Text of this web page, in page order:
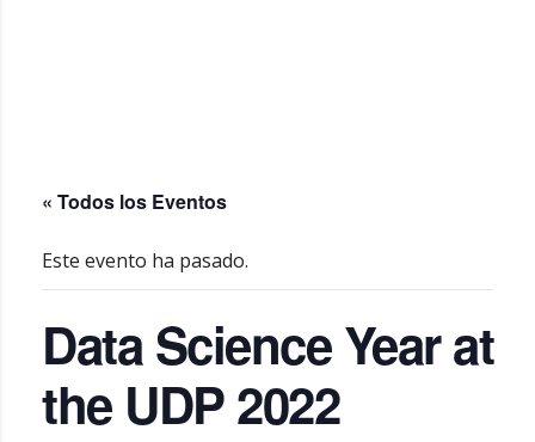
« Todos los Eventos
Este evento ha pasado.
Data Science Year at
the UDP 2022